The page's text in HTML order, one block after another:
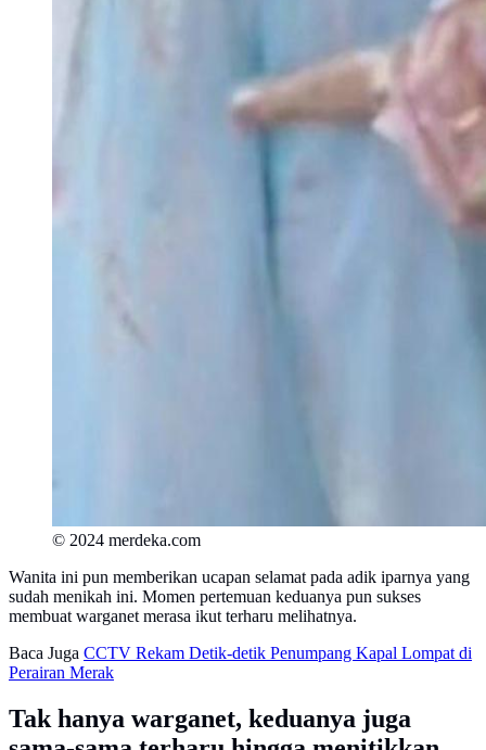
© 2024 merdeka.com
Wanita ini pun memberikan ucapan selamat pada adik iparnya yang
sudah menikah ini. Momen pertemuan keduanya pun sukses
membuat warganet merasa ikut terharu melihatnya.
Baca Juga CCTV Rekam Detik-detik Penumpang Kapal Lompat di
Perairan Merak
Tak hanya warganet, keduanya juga